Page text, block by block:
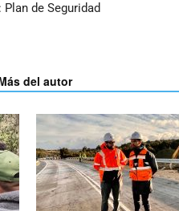
Plan de Seguridad
del autor